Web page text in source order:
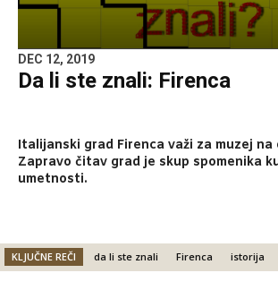
DEC 12, 2019
Da li ste znali: Firenca
Italijanski grad Firenca važi za muzej na
Zapravo čitav grad je skup spomenika
umetnosti.
KLJUČNE REČI da li ste znali Firenca istorija